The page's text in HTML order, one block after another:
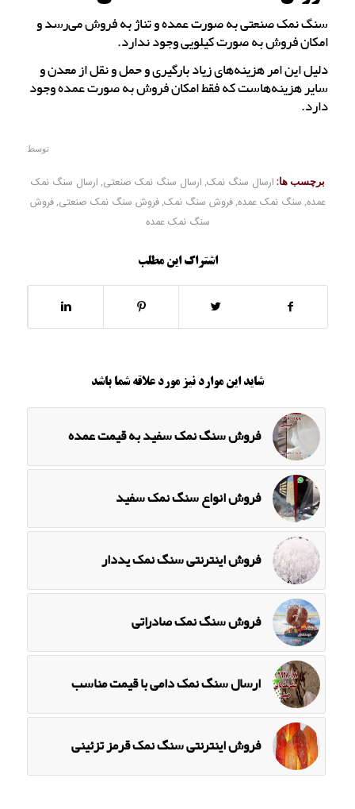
سنگ نمک صنعتی به صورت عمده و تناژ به فروش می‌رسد و
امکان فروش به صورت کیلویی وجود ندارد.
دلیل این امر هزینه‌های زیاد بارگیری و حمل و نقل از معدن و
سایر هزینه‌هاست که فقط امکان فروش به صورت عمده وجود
دارد.
توسط
برچسب ها: ارسال سنگ نمک, ارسال سنگ نمک صنعتی, ارسال سنگ نمک
عمده, سنگ نمک عمده,فروش سنگ نمک,فروش سنگ نمک صنعتی,فروش
سنگ نمک عمده
اشتراک این مطلب
شاید این موارد نیز مورد علاقه شما باشد
فروش سنگ نمک سفید به قیمت عمده
فروش انواع سنگ نمک سفید
فروش اینترنتی سنگ نمک یددار
فروش سنگ نمک صادراتی
ارسال سنگ نمک دامی با قیمت مناسب
فروش اینترنتی سنگ نمک قرمز تزئینی